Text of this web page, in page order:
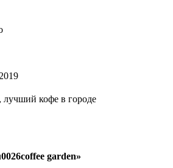
лучший кофе в городе
garden»